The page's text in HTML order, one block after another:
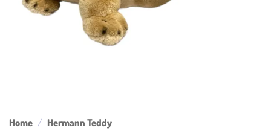
Home / Hermann Teddy